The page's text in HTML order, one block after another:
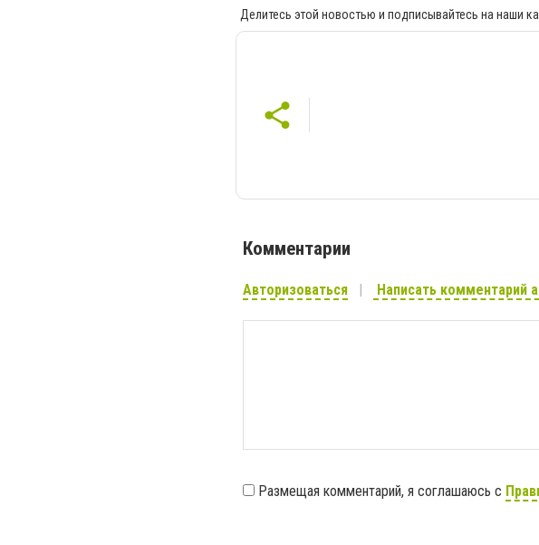
Делитесь этой новостью и подписывайтесь на наши
Комментарии
Авторизоваться Написать комментарий
Размещая комментарий, я соглашаюсь с